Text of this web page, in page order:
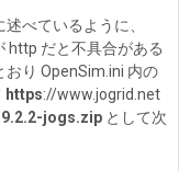
べているように、
http だと不具合がある
り OpenSim.ini 内の
https://www.jogrid.net
jogs.zipとして次